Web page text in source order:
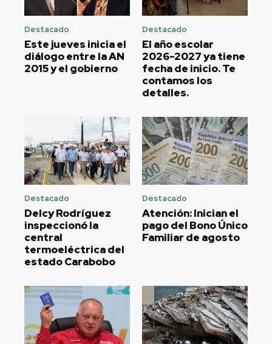
Destacado
Este jueves inicia el
diálogo entre la AN
2015 y el gobierno
Destacado
El año escolar
2026-2027 ya tiene
fecha de inicio. Te
contamos los
detalles.
Destacado
Delcy Rodríguez
inspeccionó la
central
termoeléctrica del
estado Carabobo
Destacado
Atención: Inician el
pago del Bono Único
Familiar de agosto